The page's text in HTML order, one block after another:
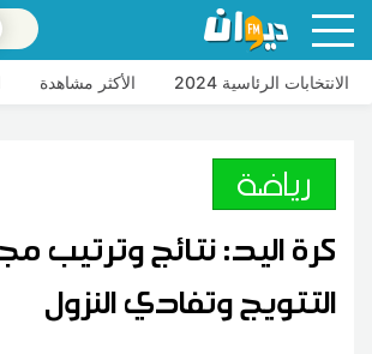
الانتخابات الرئاسية 2024 الأكثر مشاهدة
رياضة
كرة اليد: نتائج وترتيب
التتويج وتفادي النزول